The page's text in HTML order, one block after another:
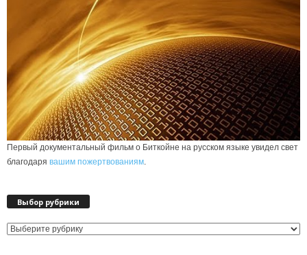
Первый документальный фильм о Биткойне на русском языке увидел свет
благодаря вашим пожертвованиям.
Выбор рубрики
Выбор